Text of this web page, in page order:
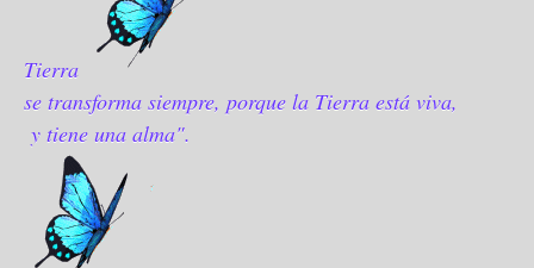
Tierra
se transforma siempre, porque la Tierra está viva,
y tiene una alma".